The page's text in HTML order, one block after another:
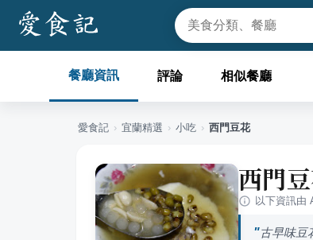
餐廳資訊 評論 相似餐廳
愛食記 › 宜蘭精選 › 小吃 › 西門豆花
西門
以下資訊由
古早味豆